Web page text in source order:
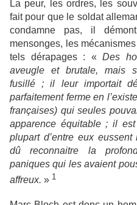
La peur, les ordres, les
fait pour que le soldat
condamne pas, il
mensonges, les
tels dérapages : « Des
aveugle et brutale, mais
fusillé ; il leur importait
parfaitement ferme en
françaises) qui seules
apparence équitable ; il
plupart d’entre eux eussent
dû reconnaitre la
paniques qui les avaient
affreux. » 1